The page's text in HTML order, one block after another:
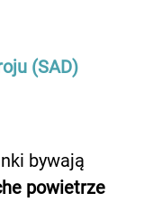
(SAD)
bywają
powietrze